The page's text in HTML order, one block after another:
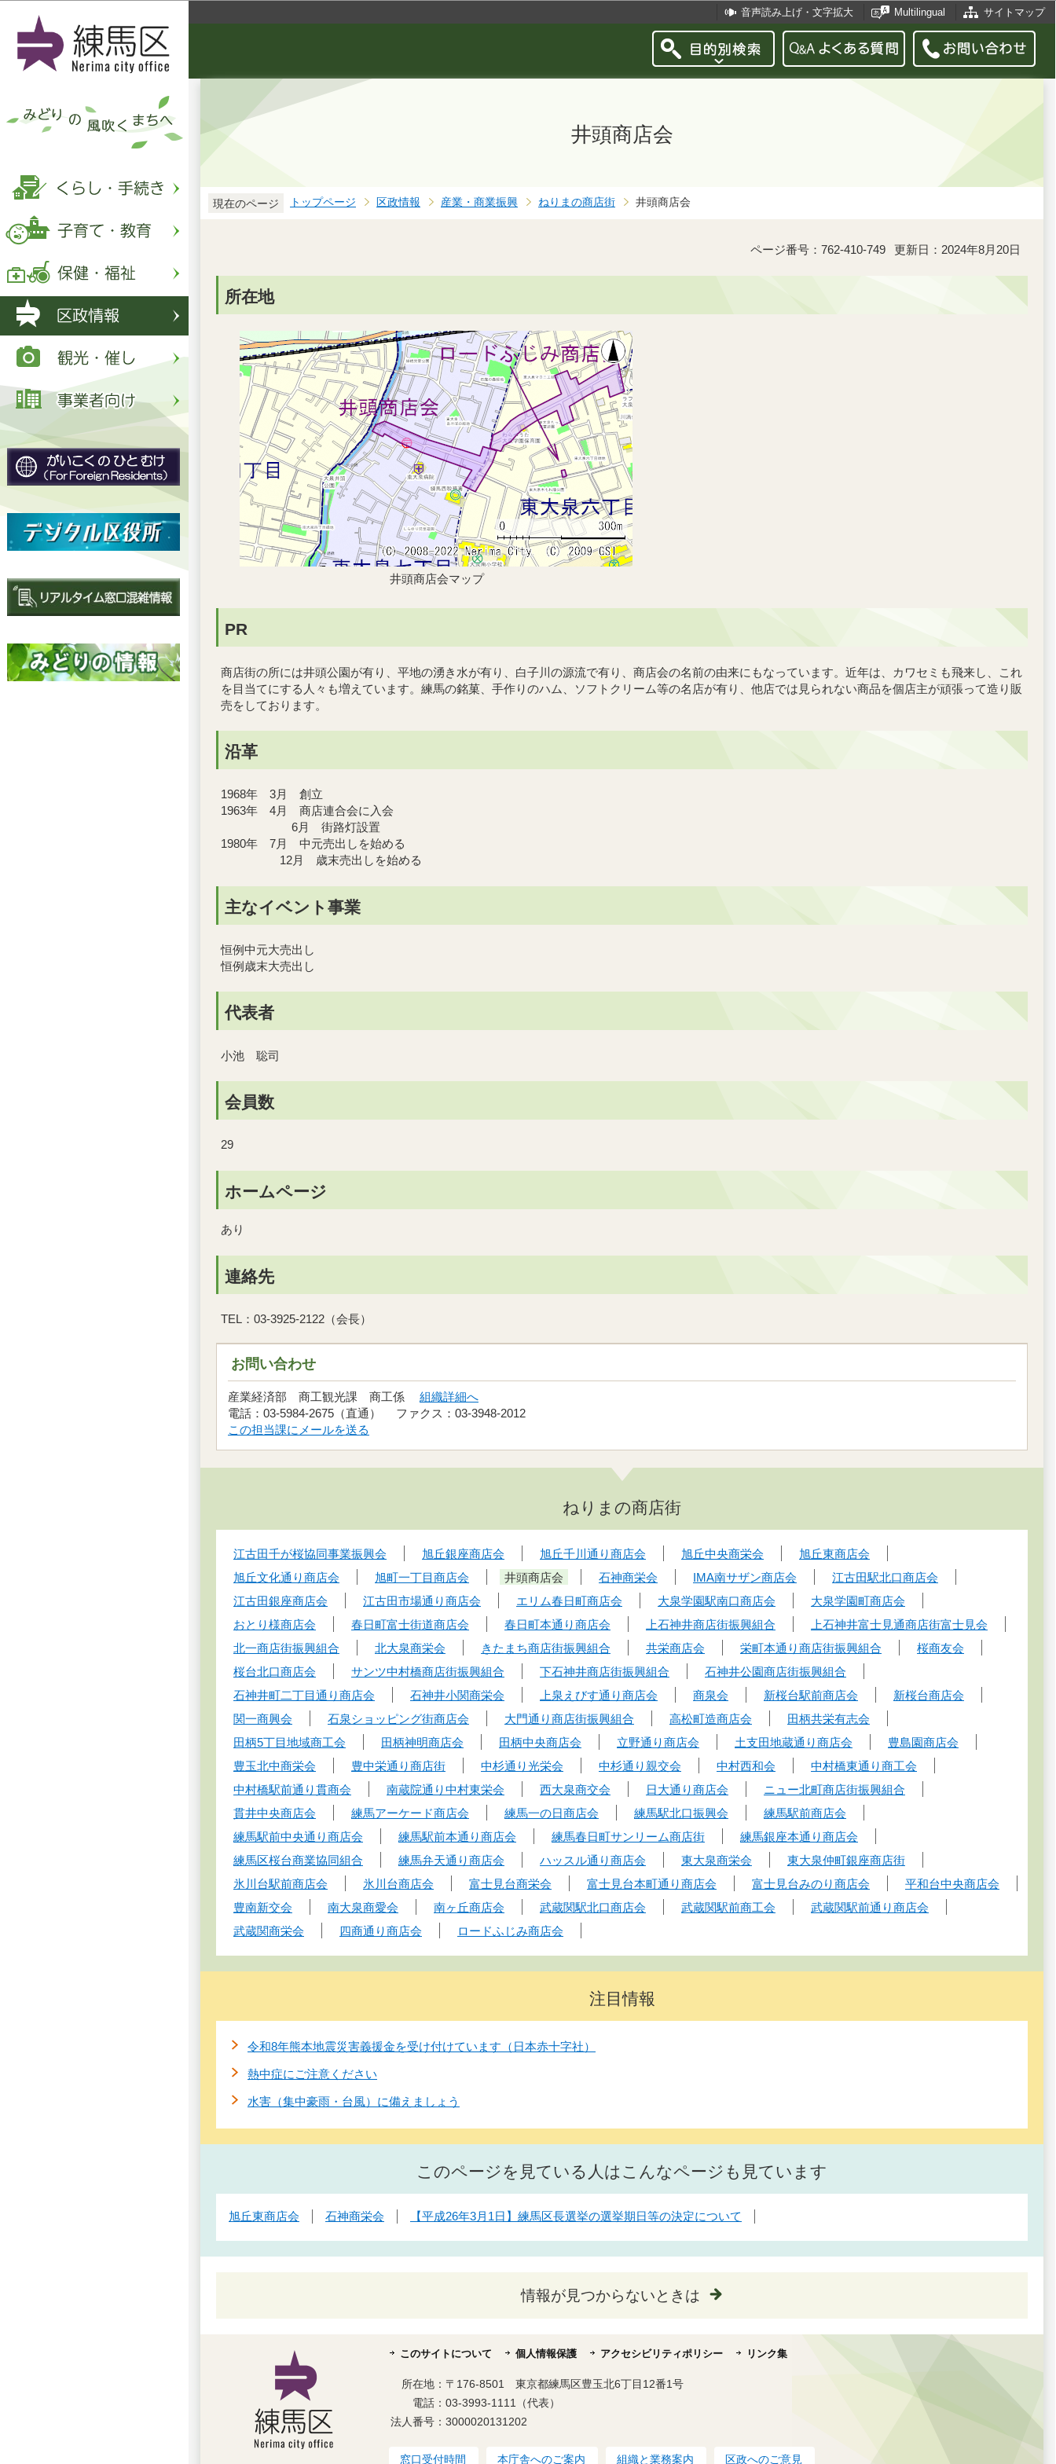
音声読み上げ・文字拡大 Multilingual サイトマップ
井頭商店会
現在のページ トップページ 区政情報 産業・商業振興 ねりまの商店街 井頭商店会
ページ番号：762-410-749 更新日：2024年8月20日
所在地
井頭商店会マップ
PR
商店街の所には井頭公園が有り、平地の湧き水が有り、白子川の源流で有り、商店会の名前の由来にもなっています。近年は、カワセミも飛来し、これ
を目当てにする人々も増えています。練馬の銘菓、手作りのハム、ソフトクリーム等の名店が有り、他店では見られない商品を個店主が頑張って造り販
売をしております。
沿革
1968年 3月 創立
1963年 4月 商店連合会に入会
6月 街路灯設置
1980年 7月 中元売出しを始める
12月 歳末売出しを始める
主なイベント事業
恒例中元大売出し
恒例歳末大売出し
代表者
小池 聡司
会員数
29
ホームページ
あり
連絡先
TEL：03-3925-2122（会長）
お問い合わせ
産業経済部 商工観光課 商工係 組織詳細へ
電話：03-5984-2675（直通） ファクス：03-3948-2012
この担当課にメールを送る
ねりまの商店街
江古田千が桜協同事業振興会 旭丘銀座商店会 旭丘千川通り商店会 旭丘中央商栄会
旭丘東商店会
旭丘文化通り商店会
旭町一丁目商店会 井頭商店会 石神商栄会 IMA南サザン商店会
江古田駅北口商店会
江古田銀座商店会
江古田市場通り商店会 エリム春日町商店会 大泉学園駅南口商店会
大泉学園町商店会
おとり様商店会
春日町富士街道商店会 春日町本通り商店会 上石神井商店街振興組合
上石神井富士見通商店街富士見会
北一商店街振興組合
北大泉商栄会 きたまち商店街振興組合 共栄商店会 栄町本通り商店街振興組合
桜商友会
桜台北口商店会
サンツ中村橋商店街振興組合 下石神井商店街振興組合
石神井公園商店街振興組合
石神井町二丁目通り商店会
石神井小関商栄会 上泉えびす通り商店会 商泉会 新桜台駅前商店会
新桜台商店会
関一商興会
石泉ショッピング街商店会 大門通り商店街振興組合 高松町造商店会
田柄共栄有志会
田柄5丁目地域商工会
田柄神明商店会 田柄中央商店会 立野通り商店会 土支田地蔵通り商店会
豊島園商店会
豊玉北中商栄会
豊中栄通り商店街 中杉通り光栄会 中杉通り親交会 中村西和会
中村橋東通り商工会
中村橋駅前通り貫商会
南蔵院通り中村東栄会 西大泉商交会 日大通り商店会
ニュー北町商店街振興組合
貫井中央商店会
練馬アーケード商店会 練馬一の日商店会 練馬駅北口振興会
練馬駅前商店会
練馬駅前中央通り商店会
練馬駅前本通り商店会 練馬春日町サンリーム商店街
練馬銀座本通り商店会
練馬区桜台商業協同組合
練馬弁天通り商店会 ハッスル通り商店会 東大泉商栄会
東大泉仲町銀座商店街
氷川台駅前商店会
氷川台商店会 富士見台商栄会 富士見台本町通り商店会 富士見台みのり商店会
平和台中央商店会
豊南新交会
南大泉商愛会 南ヶ丘商店会 武蔵関駅北口商店会 武蔵関駅前商工会
武蔵関駅前通り商店会
武蔵関商栄会
四商通り商店会 ロードふじみ商店会
注目情報
令和8年熊本地震災害義援金を受け付けています（日本赤十字社）
熱中症にご注意ください
水害（集中豪雨・台風）に備えましょう
このページを見ている人はこんなページも見ています
旭丘東商店会 石神商栄会 【平成26年3月1日】練馬区長選挙の選挙期日等の決定について
情報が見つからないときは
このサイトについて 個人情報保護 アクセシビリティポリシー リンク集
所在地： 〒176-8501 東京都練馬区豊玉北6丁目12番1号
電話： 03-3993-1111（代表）
法人番号： 3000020131202
窓口受付時間 本庁舎へのご案内 組織と業務案内 区政へのご意見